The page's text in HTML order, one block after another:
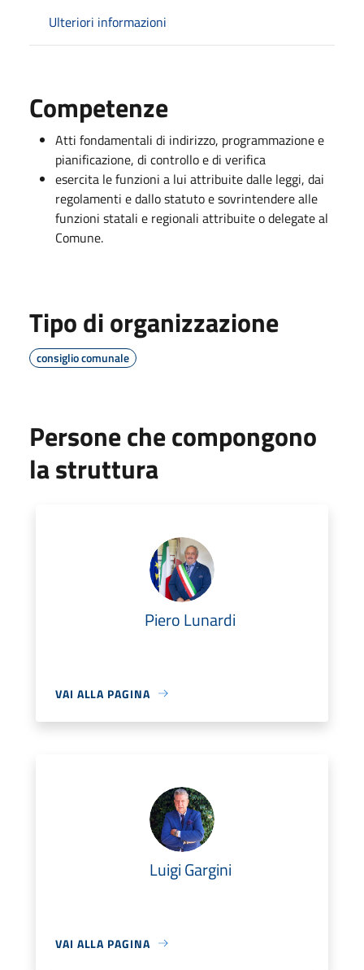
Ulteriori informazioni
Competenze
Atti fondamentali di indirizzo, programmazione e
pianificazione, di controllo e di verifica
esercita le funzioni a lui attribuite dalle leggi, dai
regolamenti e dallo statuto e sovrintendere alle
funzioni statali e regionali attribuite o delegate al
Comune.
Tipo di organizzazione
consiglio comunale
Persone che compongono
la struttura
Piero Lunardi
VAI ALLA PAGINA
Luigi Gargini
VAI ALLA PAGINA